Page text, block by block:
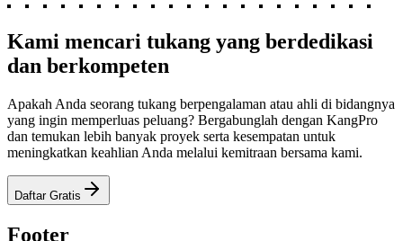
Kami mencari tukang yang berdedikasi
dan berkompeten
Apakah Anda seorang tukang berpengalaman atau ahli di bidangnya
yang ingin memperluas peluang? Bergabunglah dengan KangPro
dan temukan lebih banyak proyek serta kesempatan untuk
meningkatkan keahlian Anda melalui kemitraan bersama kami.
Daftar Gratis
Footer